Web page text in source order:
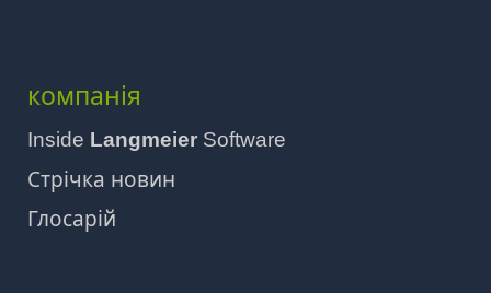
компанія
Inside Langmeier Software
Стрічка новин
Глосарій